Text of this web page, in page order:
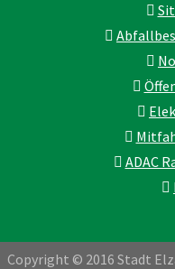
ADAC
Copyright © 2016 Stadt